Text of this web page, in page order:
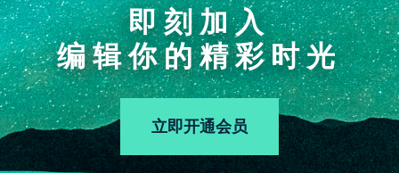
即刻加入
编辑你的精彩时光
立即开通会员